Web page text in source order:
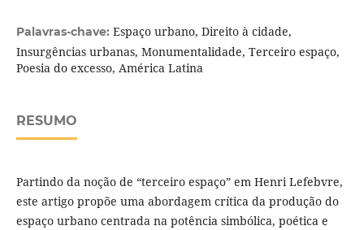
Palavras-chave: Espaço urbano, Direito à cidade,
Insurgências urbanas, Monumentalidade, Terceiro espaço,
Poesia do excesso, América Latina
RESUMO
Partindo da noção de “terceiro espaço” em Henri Lefebvre,
este artigo propõe uma abordagem crítica da produção do
espaço urbano centrada na potência simbólica, poética e